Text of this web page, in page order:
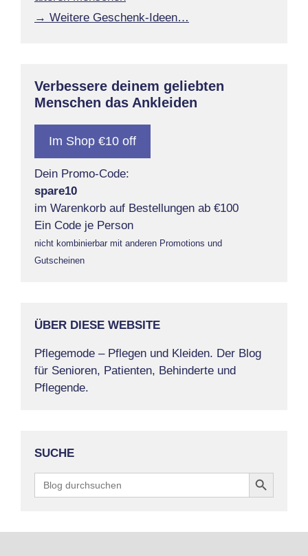
→ Weitere Geschenk-Ideen…
Verbessere deinem geliebten
Menschen das Ankleiden
Im Shop €10 off
Dein Promo-Code:
spare10
im Warenkorb auf Bestellungen ab €100
Ein Code je Person
nicht kombinierbar mit anderen Promotions und
Gutscheinen
ÜBER DIESE WEBSITE
Pflegemode – Pflegen und Kleiden. Der Blog
für Senioren, Patienten, Behinderte und
Pflegende.
SUCHE
for:
Search Button